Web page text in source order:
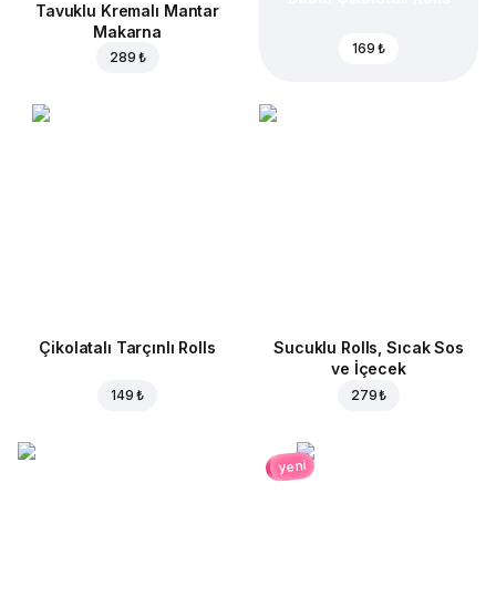
Tavuklu Kremalı Mantar
Makarna
289 ₺
169 ₺
Çikolatalı Tarçınlı Rolls
149 ₺
Sucuklu Rolls, Sıcak Sos
ve İçecek
279 ₺
yeni